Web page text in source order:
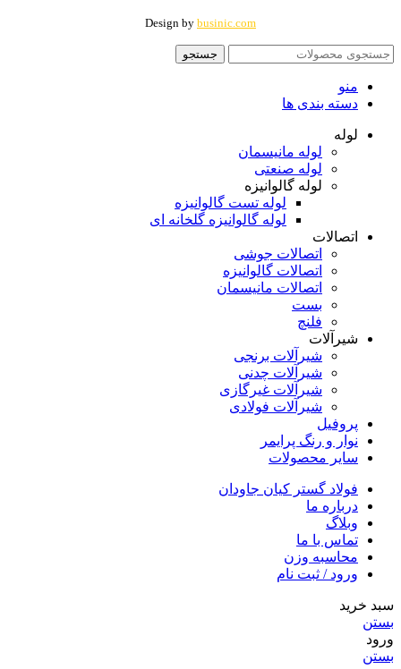
Design by businic.com
جستجو
منو
دسته بندی ها
لوله
لوله مانیسمان
لوله صنعتی
لوله گالوانیزه
لوله تست گالوانیزه
لوله گالوانیزه گلخانه ای
اتصالات
اتصالات جوشی
اتصالات گالوانیزه
اتصالات مانیسمان
بست
فلنچ
شیرآلات
شیرآلات برنجی
شیرآلات چدنی
شیرآلات غیرگازی
شیرآلات فولادی
پروفیل
نوار و رنگ پرایمر
سایر محصولات
فولاد گستر کیان جاودان
درباره ما
وبلاگ
تماس با ما
محاسبه وزن
ورود / ثبت نام
سبد خرید
بستن
ورود
بستن